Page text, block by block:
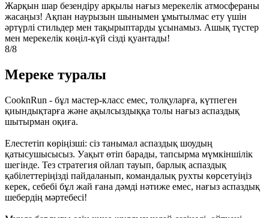
Жарқын шар безендіру арқылы нағыз мерекелік атмосфераны
жасаңыз! Ақпан наурызын шынымен ұмытылмас ету үшін
әртүрлі стильдер мен тақырыптарды ұсынамыз. Ашық түстер
мен мерекелік көңіл-күй сізді қуантады!
8/8
Мереке туралы
CooknRun - бұл мастер-класс емес, толқуларға, күтпеген
қиындықтарға және ақылсыздыққа толы нағыз аспаздық
шытырман оқиға.
Елестетіп көріңізші: сіз танымал аспаздық шоудың
қатысушысысыз. Уақыт өтіп барады, тапсырма мүмкіншілік
шегінде. Тез стратегия ойлап тауып, барлық аспаздық
қабілеттеріңізді пайдаланып, командалық рухты көрсетуіңіз
керек, себебі бұл жай ғана дәмді нәтиже емес, нағыз аспаздық
шебердің мәртебесі!